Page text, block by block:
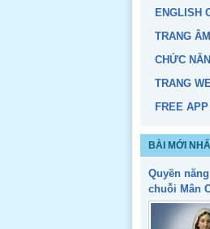
TRANG
CHỨC
TRANG
BÀI MỚI
Quyền
chuỗi Mân